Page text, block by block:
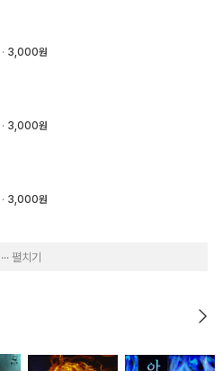
3,000원
3,000원
3,000원
··· 펼치기